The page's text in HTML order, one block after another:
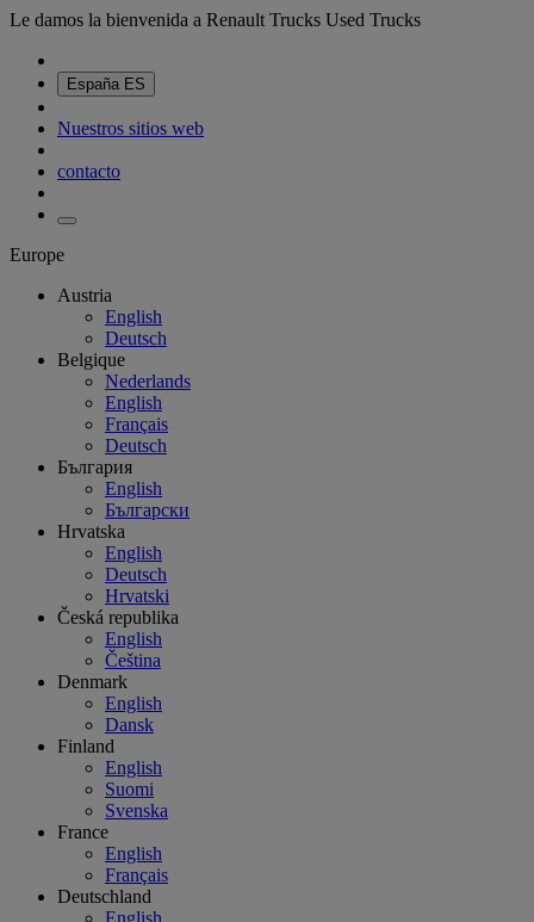
Le damos la bienvenida a Renault Trucks Used Trucks
España ES
Nuestros sitios web
contacto
Europe
Austria
English
Deutsch
Belgique
Nederlands
English
Français
Deutsch
България
English
Български
Hrvatska
English
Deutsch
Hrvatski
Česká republika
English
Čeština
Denmark
English
Dansk
Finland
English
Suomi
Svenska
France
English
Français
Deutschland
English